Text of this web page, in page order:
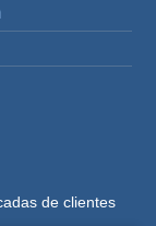
de clientes